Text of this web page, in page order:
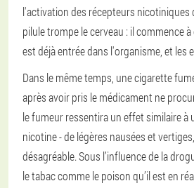
l'activation des récepteurs nicotiniques
pilule trompe le cerveau : il commence
est déjà entrée dans l'organisme, et les
Dans le même temps, une cigarette
après avoir pris le médicament ne
le fumeur ressentira un effet similaire à
nicotine - de légères nausées et
désagréable. Sous l’influence de la
le tabac comme le poison qu’il est en